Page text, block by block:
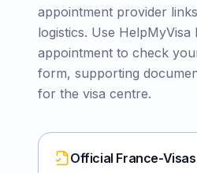
appointment provider
logistics. Use
appointment to check
form, supporting
for the visa centre.
Official France-